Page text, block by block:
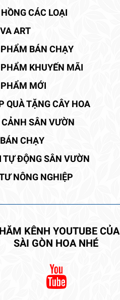
CÁC LOẠI
ART
BÁN CHẠY
KHUYẾN MÃI
MỚI
QUÀ TẶNG CÂY HOA
CẢNH SÂN VƯỜN
CHẠY
TỰ ĐỘNG SÂN VƯỜN
NÔNG NGHIỆP
KÊNH YOUTUBE CỦA
SÀI GÒN HOA NHÉ